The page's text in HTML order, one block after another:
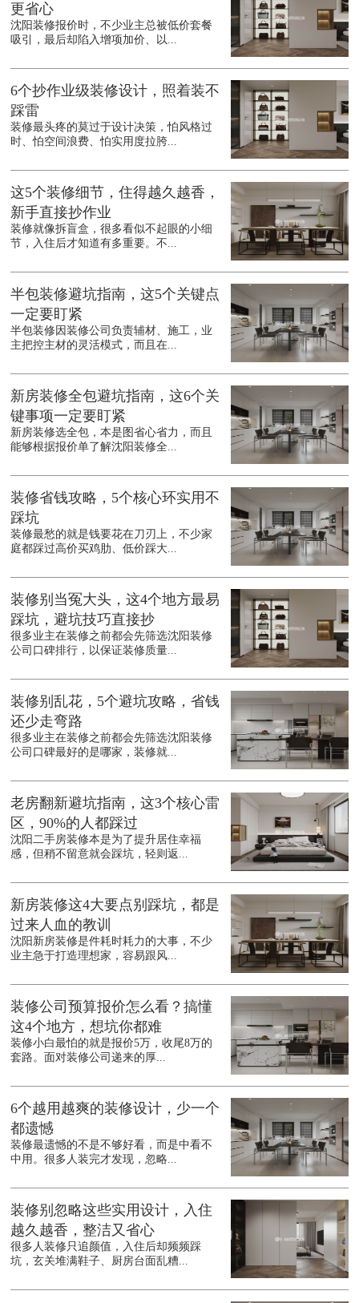
更省心
沈阳装修报价时，不少业主总被低价套餐
吸引，最后却陷入增项加价、以...
6个抄作业级装修设计，照着装不
踩雷
装修最头疼的莫过于设计决策，怕风格过
时、怕空间浪费、怕实用度拉胯...
这5个装修细节，住得越久越香，
新手直接抄作业
装修就像拆盲盒，很多看似不起眼的小细
节，入住后才知道有多重要。不...
半包装修避坑指南，这5个关键点
一定要盯紧
半包装修因装修公司负责辅材、施工，业
主把控主材的灵活模式，而且在...
新房装修全包避坑指南，这6个关
键事项一定要盯紧
新房装修选全包，本是图省心省力，而且
能够根据报价单了解沈阳装修全...
装修省钱攻略，5个核心环实用不
踩坑
装修最愁的就是钱要花在刀刃上，不少家
庭都踩过高价买鸡肋、低价踩大...
装修别当冤大头，这4个地方最易
踩坑，避坑技巧直接抄
很多业主在装修之前都会先筛选沈阳装修
公司口碑排行，以保证装修质量...
装修别乱花，5个避坑攻略，省钱
还少走弯路
很多业主在装修之前都会先筛选沈阳装修
公司口碑最好的是哪家，装修就...
老房翻新避坑指南，这3个核心雷
区，90%的人都踩过
沈阳二手房装修本是为了提升居住幸福
感，但稍不留意就会踩坑，轻则返...
新房装修这4大要点别踩坑，都是
过来人血的教训
沈阳新房装修是件耗时耗力的大事，不少
业主急于打造理想家，容易跟风...
装修公司预算报价怎么看？搞懂
这4个地方，想坑你都难
装修小白最怕的就是报价5万，收尾8万的
套路。面对装修公司递来的厚...
6个越用越爽的装修设计，少一个
都遗憾
装修最遗憾的不是不够好看，而是中看不
中用。很多人装完才发现，忽略...
装修别忽略这些实用设计，入住
越久越香，整洁又省心
很多人装修只追颜值，入住后却频频踩
坑，玄关堆满鞋子、厨房台面乱糟...